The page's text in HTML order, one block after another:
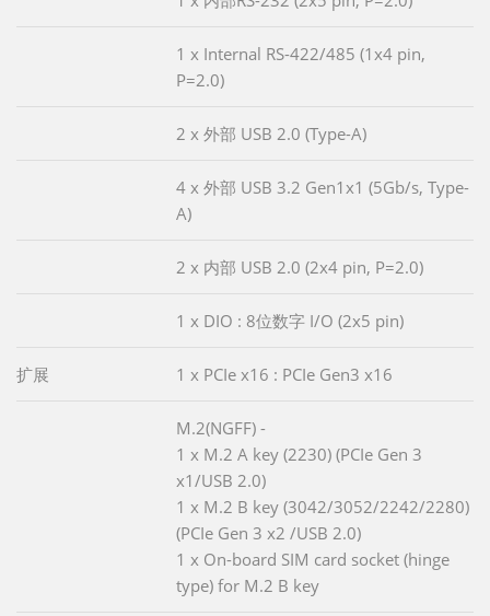
1 x Internal RS-422/485 (1x4 pin,
P=2.0)
2 x 外部 USB 2.0 (Type-A)
4 x 外部 USB 3.2 Gen1x1 (5Gb/s, Type-
A)
2 x 内部 USB 2.0 (2x4 pin, P=2.0)
1 x DIO : 8位数字 I/O (2x5 pin)
扩展 1 x PCIe x16 : PCIe Gen3 x16
M.2(NGFF) -
1 x M.2 A key (2230) (PCIe Gen 3
x1/USB 2.0)
1 x M.2 B key (3042/3052/2242/2280)
(PCIe Gen 3 x2 /USB 2.0)
1 x On-board SIM card socket (hinge
type) for M.2 B key